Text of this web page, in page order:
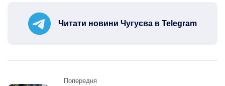
Читати новини Чугуєва в Telegram
Post Попередня